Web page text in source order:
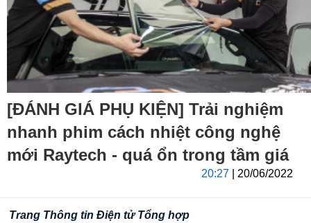
[ĐÁNH GIÁ PHỤ KIỆN] Trải nghiệm
nhanh phim cách nhiệt công nghệ
mới Raytech - quá ổn trong tầm giá
20:27 | 20/06/2022
Trang Thông tin Điện tử Tổng hợp